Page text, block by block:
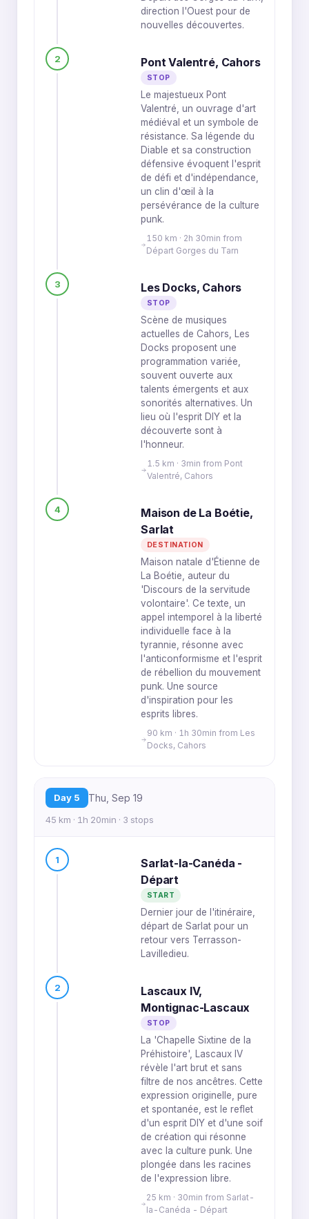
direction l'Ouest pour de
nouvelles découvertes.
2 Pont Valentré, Cahors
STOP
Le majestueux Pont
Valentré, un ouvrage d'art
médiéval et un symbole de
résistance. Sa légende du
Diable et sa construction
défensive évoquent l'esprit
de défi et d'indépendance,
un clin d'œil à la
persévérance de la culture
punk.
150 km · 2h 30min from
Départ Gorges du Tarn
3 Les Docks, Cahors
STOP
Scène de musiques
actuelles de Cahors, Les
Docks proposent une
programmation variée,
souvent ouverte aux
talents émergents et aux
sonorités alternatives. Un
lieu où l'esprit DIY et la
découverte sont à
l'honneur.
1.5 km · 3min from Pont
Valentré, Cahors
4
Maison de La Boétie,
Sarlat
DESTINATION
Maison natale d'Étienne de
La Boétie, auteur du
'Discours de la servitude
volontaire'. Ce texte, un
appel intemporel à la liberté
individuelle face à la
tyrannie, résonne avec
l'anticonformisme et l'esprit
de rébellion du mouvement
punk. Une source
d'inspiration pour les
esprits libres.
90 km · 1h 30min from Les
Docks, Cahors
Day 5 Thu, Sep 19
45 km · 1h 20min · 3 stops
1
Sarlat-la-Canéda -
Départ
START
Dernier jour de l'itinéraire,
départ de Sarlat pour un
retour vers Terrasson-
Lavilledieu.
2
Lascaux IV,
Montignac-Lascaux
STOP
La 'Chapelle Sixtine de la
Préhistoire', Lascaux IV
révèle l'art brut et sans
filtre de nos ancêtres. Cette
expression originelle, pure
et spontanée, est le reflet
d'un esprit DIY et d'une soif
de création qui résonne
avec la culture punk. Une
plongée dans les racines
de l'expression libre.
25 km · 30min from Sarlat-
la-Canéda - Départ